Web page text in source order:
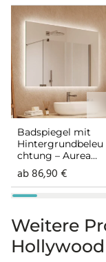
Badspiegel mit
Hintergrundbeleu
chtung – Aurea
rundherum
ab86,90€
Weitere
Hollywood